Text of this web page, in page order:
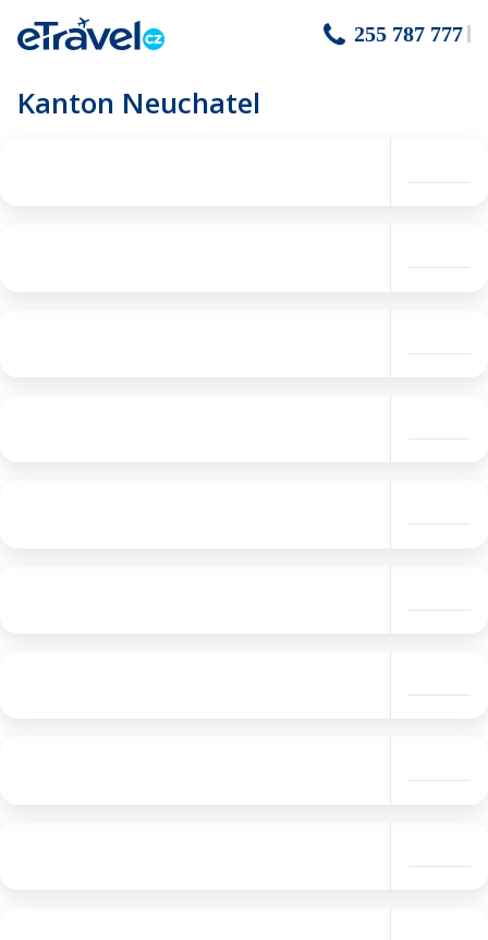
255 787 777
Kanton Neuchatel